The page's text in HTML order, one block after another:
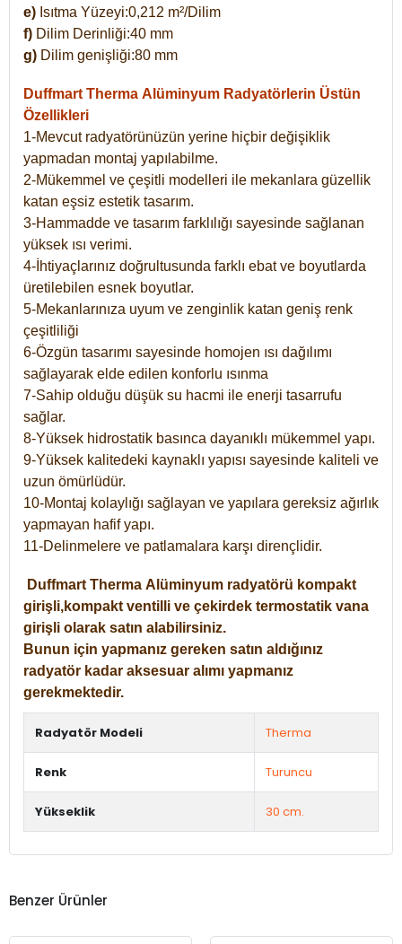
e) Isıtma Yüzeyi:0,212 m²/Dilim
f) Dilim Derinliği:40 mm
g) Dilim genişliği:80 mm
Duffmart Therma Alüminyum Radyatörlerin Üstün
Özellikleri
1-Mevcut radyatörünüzün yerine hiçbir değişiklik
yapmadan montaj yapılabilme.
2-Mükemmel ve çeşitli modelleri ile mekanlara güzellik
katan eşsiz estetik tasarım.
3-Hammadde ve tasarım farklılığı sayesinde sağlanan
yüksek ısı verimi.
4-İhtiyaçlarınız doğrultusunda farklı ebat ve boyutlarda
üretilebilen esnek boyutlar.
5-Mekanlarınıza uyum ve zenginlik katan geniş renk
çeşitliliği
6-Özgün tasarımı sayesinde homojen ısı dağılımı
sağlayarak elde edilen konforlu ısınma
7-Sahip olduğu düşük su hacmi ile enerji tasarrufu
sağlar.
8-Yüksek hidrostatik basınca dayanıklı mükemmel yapı.
9-Yüksek kalitedeki kaynaklı yapısı sayesinde kaliteli ve
uzun ömürlüdür.
10-Montaj kolaylığı sağlayan ve yapılara gereksiz ağırlık
yapmayan hafif yapı.
11-Delinmelere ve patlamalara karşı dirençlidir.
Duffmart Therma Alüminyum radyatörü kompakt
girişli,kompakt ventilli ve çekirdek termostatik vana
girişli olarak satın alabilirsiniz.
Bunun için yapmanız gereken satın aldığınız
radyatör kadar aksesuar alımı yapmanız
gerekmektedir.
Radyatör Modeli Therma
Renk Turuncu
Yükseklik 30 cm.
Benzer Ürünler